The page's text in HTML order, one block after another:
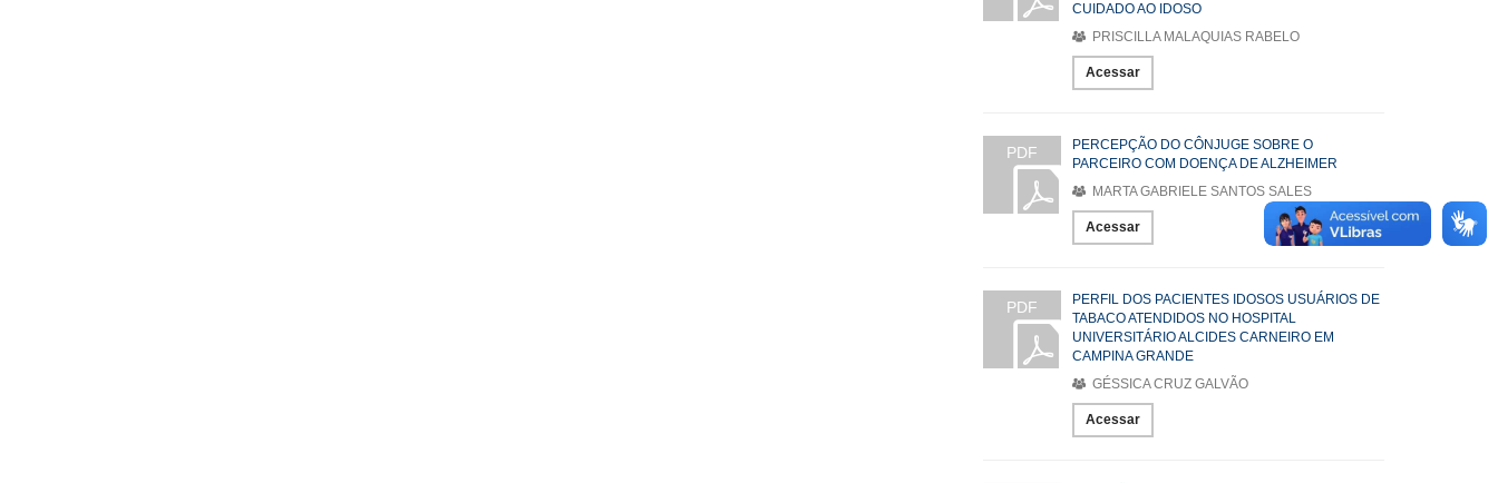
CUIDADO AO IDOSO
PRISCILLA MALAQUIAS RABELO
Acessar
PDF
PERCEPÇÃO DO CÔNJUGE SOBRE O
PARCEIRO COM DOENÇA DE ALZHEIMER
MARTA GABRIELE SANTOS SALES
Acessar
PDF
PERFIL DOS PACIENTES IDOSOS USUÁRIOS DE
TABACO ATENDIDOS NO HOSPITAL
UNIVERSITÁRIO ALCIDES CARNEIRO EM
CAMPINA GRANDE
GÉSSICA CRUZ GALVÃO
Acessar